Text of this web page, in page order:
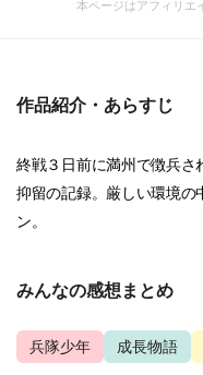
本ページはアフィリエ
作品紹介・あらすじ
終戦３日前に満州で徴兵さ
抑留の記録。厳しい環境の
ン。
みんなの感想まとめ
兵隊少年 成長物語